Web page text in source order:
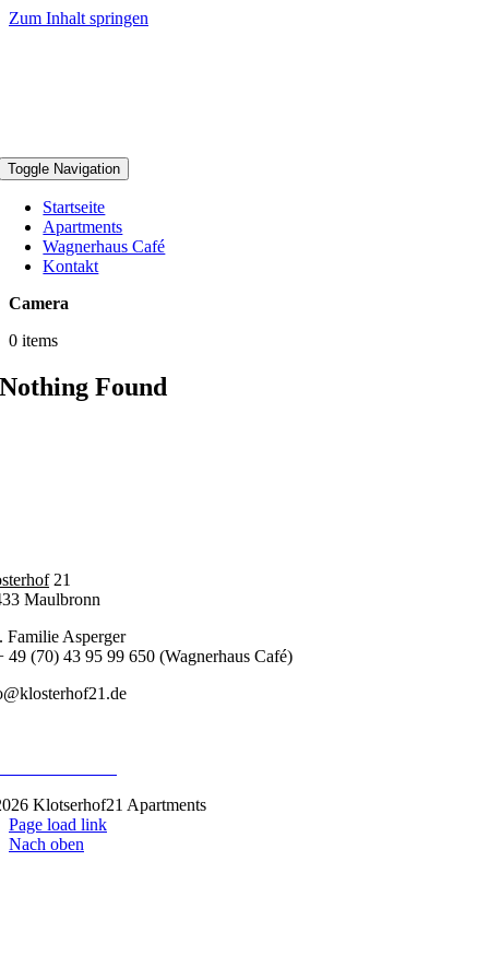
Zum Inhalt springen
Toggle Navigation
Startseite
Apartments
Wagnerhaus Café
Kontakt
Camera
0 items
Nothing Found
21
Maulbronn
Familie Asperger
49 (70) 43 95 99 650 (Wagnerhaus Café)
Klotserhof21 Apartments
Page load link
Nach oben